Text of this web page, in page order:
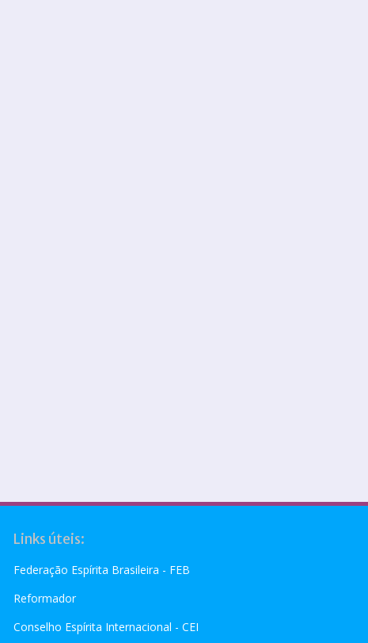
Links úteis:
Federação Espírita Brasileira - FEB
Reformador
Conselho Espírita Internacional - CEI